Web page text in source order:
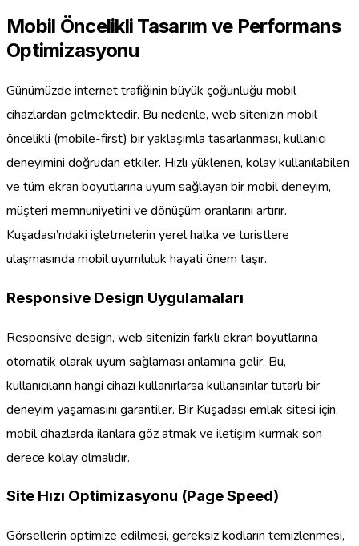
Mobil Öncelikli Tasarım ve Performans
Optimizasyonu
Günümüzde internet trafiğinin büyük çoğunluğu mobil
cihazlardan gelmektedir. Bu nedenle, web sitenizin mobil
öncelikli (mobile-first) bir yaklaşımla tasarlanması, kullanıcı
deneyimini doğrudan etkiler. Hızlı yüklenen, kolay kullanılabilen
ve tüm ekran boyutlarına uyum sağlayan bir mobil deneyim,
müşteri memnuniyetini ve dönüşüm oranlarını artırır.
Kuşadası’ndaki işletmelerin yerel halka ve turistlere
ulaşmasında mobil uyumluluk hayati önem taşır.
Responsive Design Uygulamaları
Responsive design, web sitenizin farklı ekran boyutlarına
otomatik olarak uyum sağlaması anlamına gelir. Bu,
kullanıcıların hangi cihazı kullanırlarsa kullansınlar tutarlı bir
deneyim yaşamasını garantiler. Bir Kuşadası emlak sitesi için,
mobil cihazlarda ilanlara göz atmak ve iletişim kurmak son
derece kolay olmalıdır.
Site Hızı Optimizasyonu (Page Speed)
Görsellerin optimize edilmesi, gereksiz kodların temizlenmesi,